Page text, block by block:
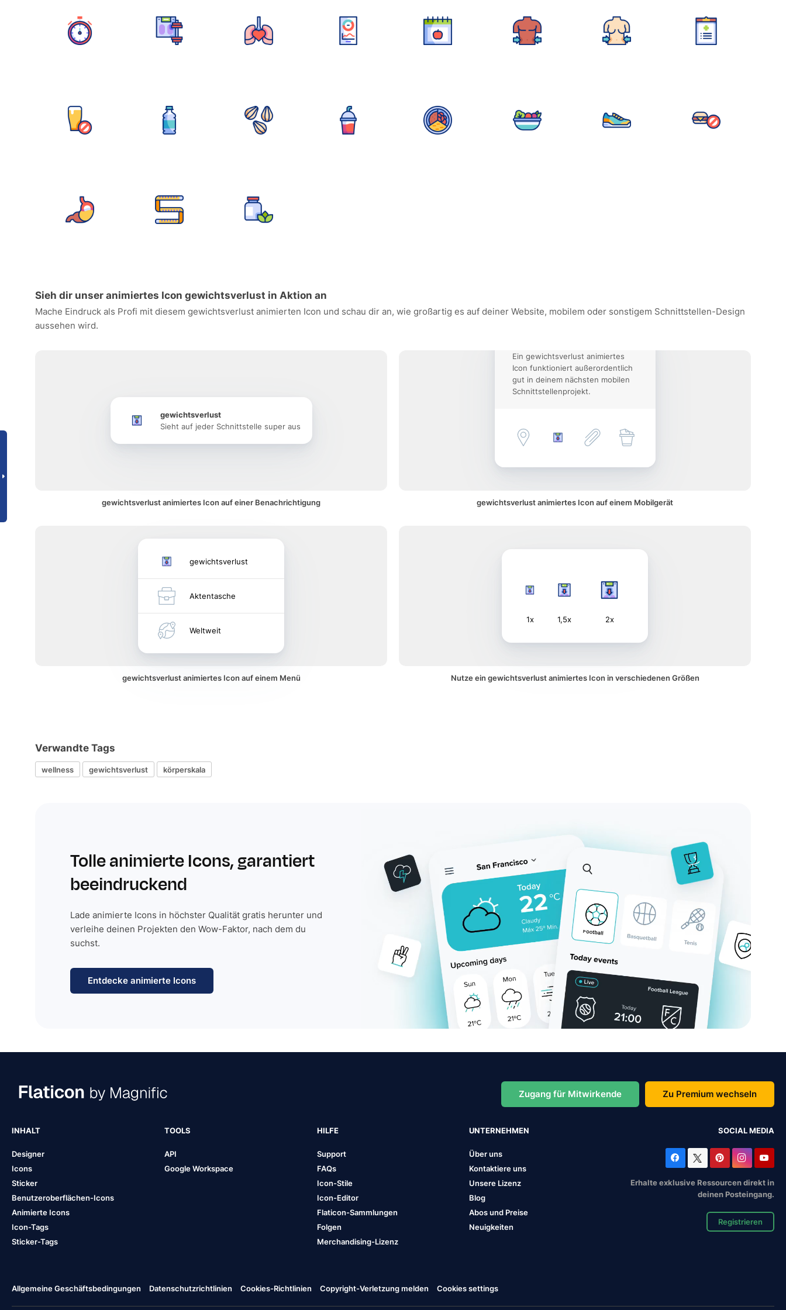
Sieh dir unser animiertes Icon gewichtsverlust in Aktion an
Mache Eindruck als Profi mit diesem gewichtsverlust animierten Icon und schau dir an, wie großartig es auf deiner Website, mobilem oder sonstigem Schnittstellen-Design
aussehen wird.
gewichtsverlust
Sieht auf jeder Schnittstelle super aus
gewichtsverlust animiertes Icon auf einer Benachrichtigung
Ein gewichtsverlust animiertes
Icon funktioniert außerordentlich
gut in deinem nächsten mobilen
Schnittstellenprojekt.
gewichtsverlust animiertes Icon auf einem Mobilgerät
gewichtsverlust
Aktentasche
Weltweit
gewichtsverlust animiertes Icon auf einem Menü
1x 1,5x 2x
Nutze ein gewichtsverlust animiertes Icon in verschiedenen Größen
Verwandte Tags
wellness gewichtsverlust körperskala
Tolle animierte Icons, garantiert
beeindruckend
Lade animierte Icons in höchster Qualität gratis herunter und
verleihe deinen Projekten den Wow-Faktor, nach dem du
suchst.
Entdecke animierte Icons
Zugang für Mitwirkende Zu Premium wechseln
INHALT
Designer
Icons
Sticker
Benutzeroberflächen-Icons
Animierte Icons
Icon-Tags
Sticker-Tags
TOOLS
API
Google Workspace
HILFE
Support
FAQs
Icon-Stile
Icon-Editor
Flaticon-Sammlungen
Folgen
Merchandising-Lizenz
UNTERNEHMEN
Über uns
Kontaktiere uns
Unsere Lizenz
Blog
Abos und Preise
Neuigkeiten
SOCIAL MEDIA
Erhalte exklusive Ressourcen direkt in
deinen Posteingang.
Registrieren
Allgemeine Geschäftsbedingungen Datenschutzrichtlinien Cookies-Richtlinien Copyright-Verletzung melden Cookies settings